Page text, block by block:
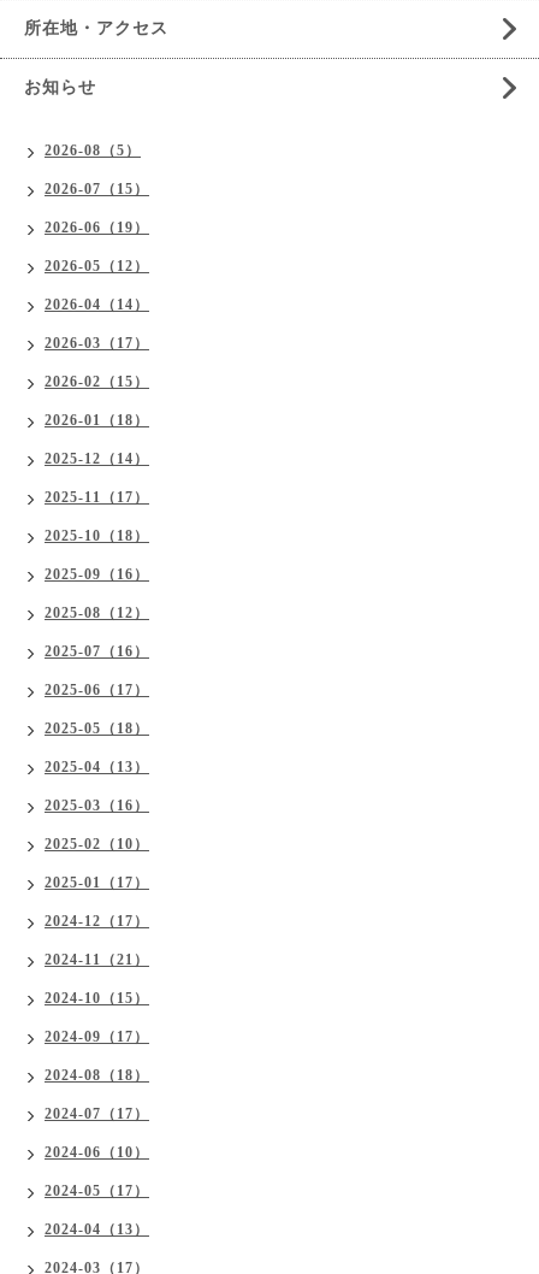
所在地・アクセス
お知らせ
2026-08（5）
2026-07（15）
2026-06（19）
2026-05（12）
2026-04（14）
2026-03（17）
2026-02（15）
2026-01（18）
2025-12（14）
2025-11（17）
2025-10（18）
2025-09（16）
2025-08（12）
2025-07（16）
2025-06（17）
2025-05（18）
2025-04（13）
2025-03（16）
2025-02（10）
2025-01（17）
2024-12（17）
2024-11（21）
2024-10（15）
2024-09（17）
2024-08（18）
2024-07（17）
2024-06（10）
2024-05（17）
2024-04（13）
2024-03（17）